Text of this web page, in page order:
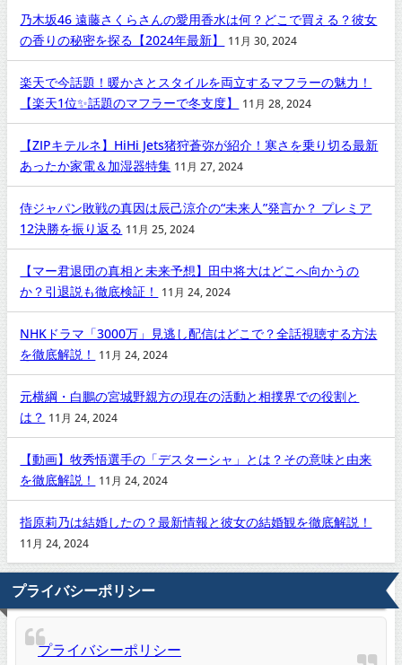
乃木坂46 遠藤さくらさんの愛用香水は何？どこで買える？彼女
の香りの秘密を探る【2024年最新】
11月 30, 2024
楽天で今話題！暖かさとスタイルを両立するマフラーの魅力！
【楽天1位✨話題のマフラーで冬支度】
11月 28, 2024
【ZIPキテルネ】HiHi Jets猪狩蒼弥が紹介！寒さを乗り切る最新
あったか家電＆加湿器特集 11月 27, 2024
侍ジャパン敗戦の真因は辰己涼介の“未来人”発言か？ プレミア
12決勝を振り返る 11月 25, 2024
【マー君退団の真相と未来予想】田中将大はどこへ向かうの
か？引退説も徹底検証！
11月 24, 2024
NHKドラマ「3000万」見逃し配信はどこで？全話視聴する方法
を徹底解説！
11月 24, 2024
元横綱・白鵬の宮城野親方の現在の活動と相撲界での役割と
は？ 11月 24, 2024
【動画】牧秀悟選手の「デスターシャ」とは？その意味と由来
を徹底解説！
11月 24, 2024
指原莉乃は結婚したの？最新情報と彼女の結婚観を徹底解説！
11月 24, 2024
プライバシーポリシー
プライバシーポリシー